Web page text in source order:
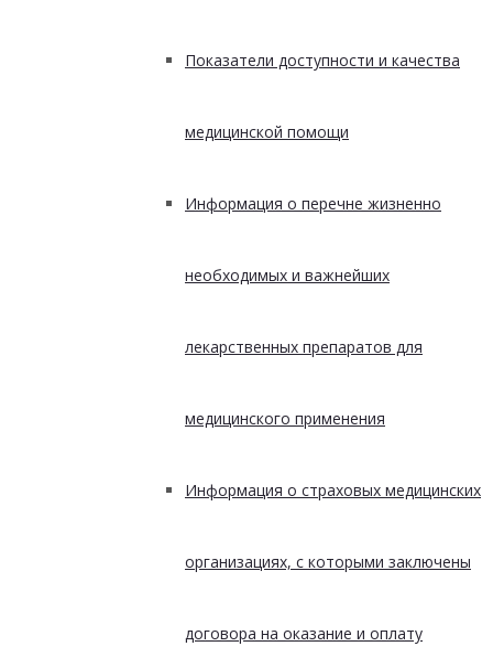
Показатели доступности и качества
медицинской помощи
Информация о перечне жизненно
необходимых и важнейших
лекарственных препаратов для
медицинского применения
Информация о страховых медицинских
организациях, с которыми заключены
договора на оказание и оплату